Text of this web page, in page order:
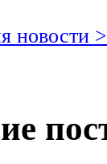
новости